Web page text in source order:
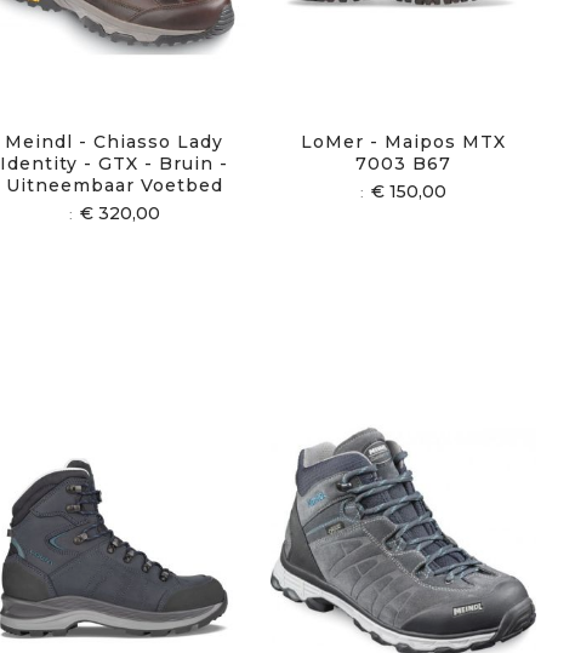
Meindl - Chiasso Lady
Identity - GTX - Bruin -
Uitneembaar Voetbed
€ 320,00
LoMer - Maipos MTX
7003 B67
€ 150,00